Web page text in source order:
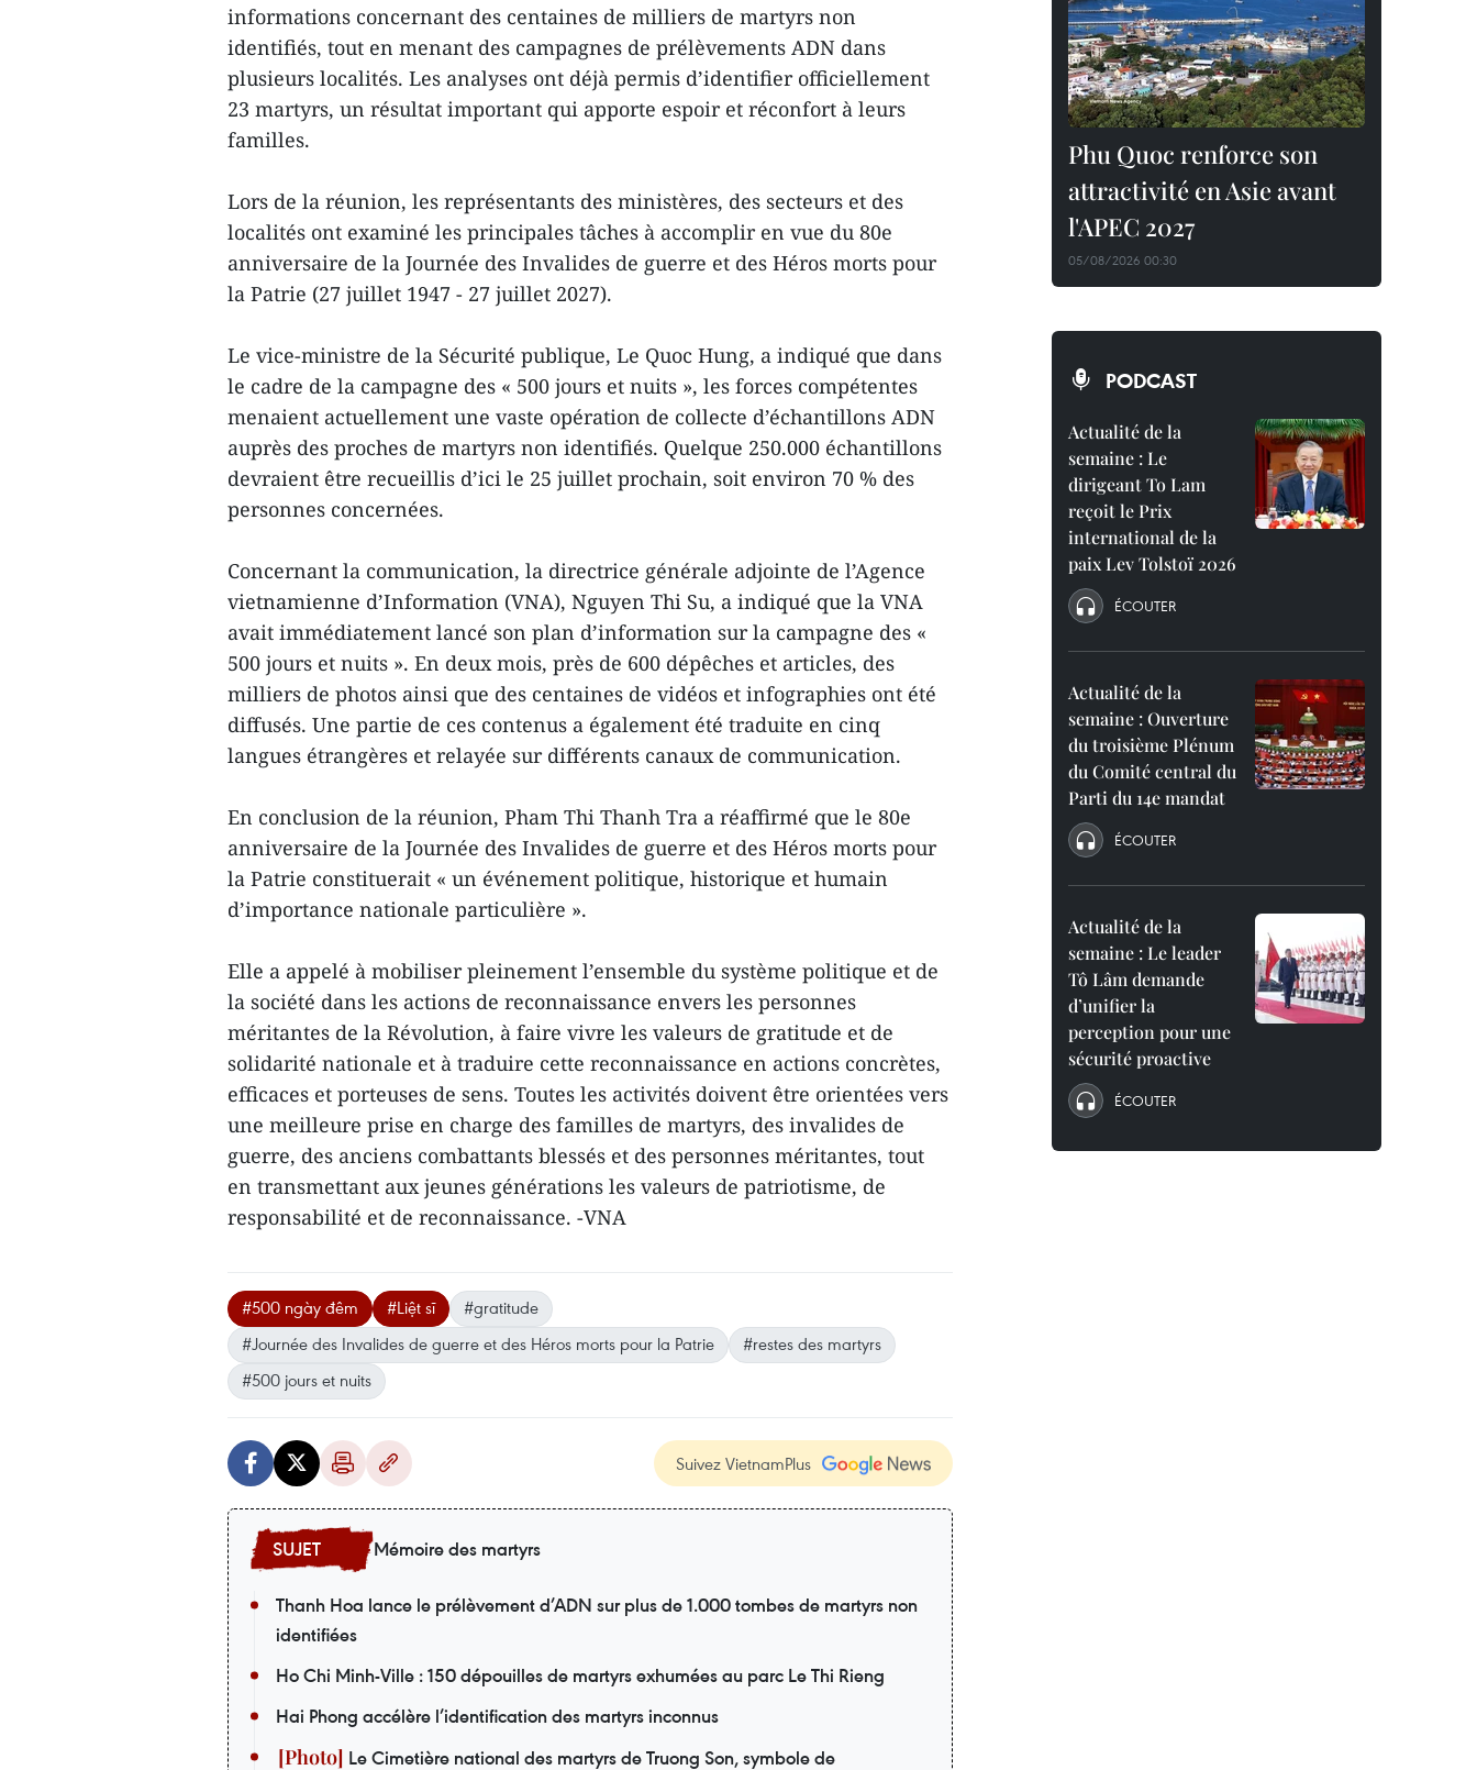
informations concernant des centaines de milliers de martyrs non
identifiés, tout en menant des campagnes de prélèvements ADN dans
plusieurs localités. Les analyses ont déjà permis d’identifier officiellement
23 martyrs, un résultat important qui apporte espoir et réconfort à leurs
familles.
Lors de la réunion, les représentants des ministères, des secteurs et des
localités ont examiné les principales tâches à accomplir en vue du 80e
anniversaire de la Journée des Invalides de guerre et des Héros morts pour
la Patrie (27 juillet 1947 - 27 juillet 2027).
Le vice-ministre de la Sécurité publique, Le Quoc Hung, a indiqué que dans
le cadre de la campagne des « 500 jours et nuits », les forces compétentes
menaient actuellement une vaste opération de collecte d’échantillons ADN
auprès des proches de martyrs non identifiés. Quelque 250.000 échantillons
devraient être recueillis d’ici le 25 juillet prochain, soit environ 70 % des
personnes concernées.
Concernant la communication, la directrice générale adjointe de l’Agence
vietnamienne d’Information (VNA), Nguyen Thi Su, a indiqué que la VNA
avait immédiatement lancé son plan d’information sur la campagne des «
500 jours et nuits ». En deux mois, près de 600 dépêches et articles, des
milliers de photos ainsi que des centaines de vidéos et infographies ont été
diffusés. Une partie de ces contenus a également été traduite en cinq
langues étrangères et relayée sur différents canaux de communication.
En conclusion de la réunion, Pham Thi Thanh Tra a réaffirmé que le 80e
anniversaire de la Journée des Invalides de guerre et des Héros morts pour
la Patrie constituerait « un événement politique, historique et humain
d’importance nationale particulière ».
Elle a appelé à mobiliser pleinement l’ensemble du système politique et de
la société dans les actions de reconnaissance envers les personnes
méritantes de la Révolution, à faire vivre les valeurs de gratitude et de
solidarité nationale et à traduire cette reconnaissance en actions concrètes,
efficaces et porteuses de sens. Toutes les activités doivent être orientées vers
une meilleure prise en charge des familles de martyrs, des invalides de
guerre, des anciens combattants blessés et des personnes méritantes, tout
en transmettant aux jeunes générations les valeurs de patriotisme, de
responsabilité et de reconnaissance. -VNA
#500 ngày đêm #Liệt sĩ
#gratitude
#Journée des Invalides de guerre et des Héros morts pour la Patrie
#restes des martyrs
#500 jours et nuits
Suivez VietnamPlus
Mémoire des martyrs
Thanh Hoa lance le prélèvement d’ADN sur plus de 1.000 tombes de martyrs non
identifiées
Ho Chi Minh-Ville : 150 dépouilles de martyrs exhumées au parc Le Thi Rieng
Hai Phong accélère l’identification des martyrs inconnus
Le Cimetière national des martyrs de Truong Son, symbole de
Phu Quoc renforce son
attractivité en Asie avant
l'APEC 2027
05/08/2026 00:30
PODCAST
Actualité de la
semaine : Le
dirigeant To Lam
reçoit le Prix
international de la
paix Lev Tolstoï 2026
ÉCOUTER
Actualité de la
semaine : Ouverture
du troisième Plénum
du Comité central du
Parti du 14e mandat
ÉCOUTER
Actualité de la
semaine : Le leader
Tô Lâm demande
d’unifier la
perception pour une
sécurité proactive
ÉCOUTER